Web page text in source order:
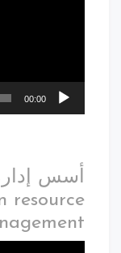
00:00
أسس إدارة
resource